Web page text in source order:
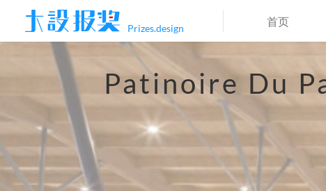
Prizes.design
首页
Patinoire Du